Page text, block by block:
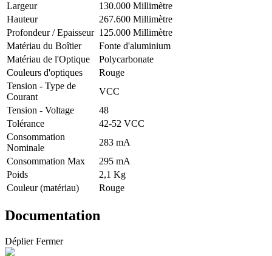
Largeur
130.000 Millimètre
Hauteur
267.600 Millimètre
Profondeur / Epaisseur 125.000 Millimètre
Matériau du Boîtier
Fonte d'aluminium
Matériau de l'Optique
Polycarbonate
Couleurs d'optiques
Rouge
Tension - Type de
Courant
VCC
Tension - Voltage
48
Tolérance
42-52 VCC
Consommation
Nominale
283 mA
Consommation Max
295 mA
Poids
2,1 Kg
Couleur (matériau)
Rouge
Documentation
Déplier Fermer